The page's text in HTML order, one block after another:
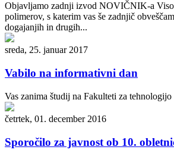
Objavljamo zadnji izvod NOVIČNIK-a
polimerov, s katerim vas še zadnjič
dogajanjih in drugih...
sreda, 25. januar 2017
Vabilo na informativni dan
Vas zanima študij na Fakulteti za
četrtek, 01. december 2016
Sporočilo za javnost ob 10.